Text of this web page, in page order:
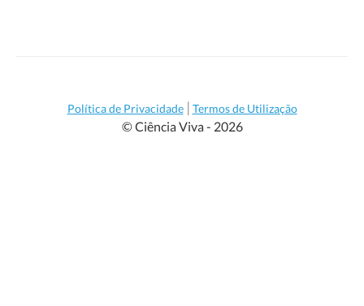
Política de Privacidade| Termos de Utilização
© Ciência Viva - 2026